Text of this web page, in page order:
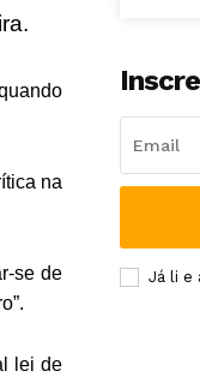
na
se de
lei de
Já li e